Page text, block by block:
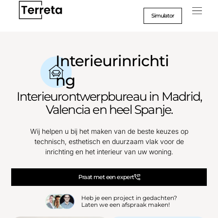
Simulator
Interieurinrichti
ng
Interieurontwerpbureau in Madrid,
Valencia en heel Spanje.
Wij helpen u bij het maken van de beste keuzes op
technisch, esthetisch en duurzaam vlak voor de
inrichting en het interieur van uw woning.
Praat met een expert
Heb je een project in gedachten?
Laten we een afspraak maken!